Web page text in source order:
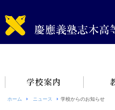
ホーム ニュース 学校からのお知らせ